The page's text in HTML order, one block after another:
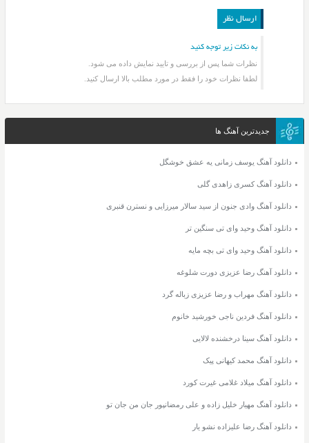
به نکات زیر توجه کنید
نظرات شما پس از بررسی و تایید نمایش داده می شود.
لطفا نظرات خود را فقط در مورد مطلب بالا ارسال کنید.
جدیدترین آهنگ ها
دانلود آهنگ یوسف زمانی یه عشق خوشگل
دانلود آهنگ کسری زاهدی گلی
دانلود آهنگ وادی جنون از سید سالار میرزایی و نسترن قنبری
دانلود آهنگ وحید وای تی سنگین تر
دانلود آهنگ وحید وای تی بچه مایه
دانلود آهنگ رضا عزیزی دورت شلوغه
دانلود آهنگ مهراب و رضا عزیزی زباله گرد
دانلود آهنگ فردین ناجی خورشید خانوم
دانلود آهنگ سینا درخشنده لالایی
دانلود آهنگ محمد کیهانی پیک
دانلود آهنگ میلاد غلامی غیرت کورد
دانلود آهنگ مهیار خلیل زاده و علی رمضانپور جان من جان تو
دانلود آهنگ رضا علیزاده نشو یار